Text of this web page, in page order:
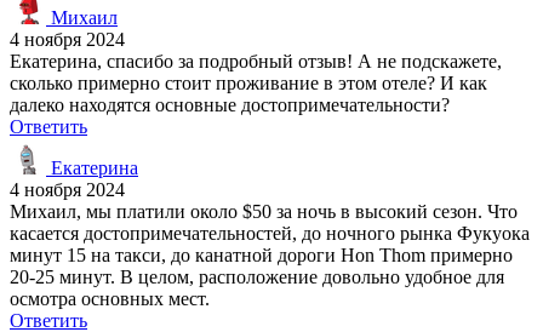
Михаил
4 ноября 2024
Екатерина, спасибо за подробный отзыв! А не подскажете,
сколько примерно стоит проживание в этом отеле? И как
далеко находятся основные достопримечательности?
Ответить
Екатерина
4 ноября 2024
Михаил, мы платили около $50 за ночь в высокий сезон. Что
касается достопримечательностей, до ночного рынка Фукуока
минут 15 на такси, до канатной дороги Hon Thom примерно
20-25 минут. В целом, расположение довольно удобное для
осмотра основных мест.
Ответить